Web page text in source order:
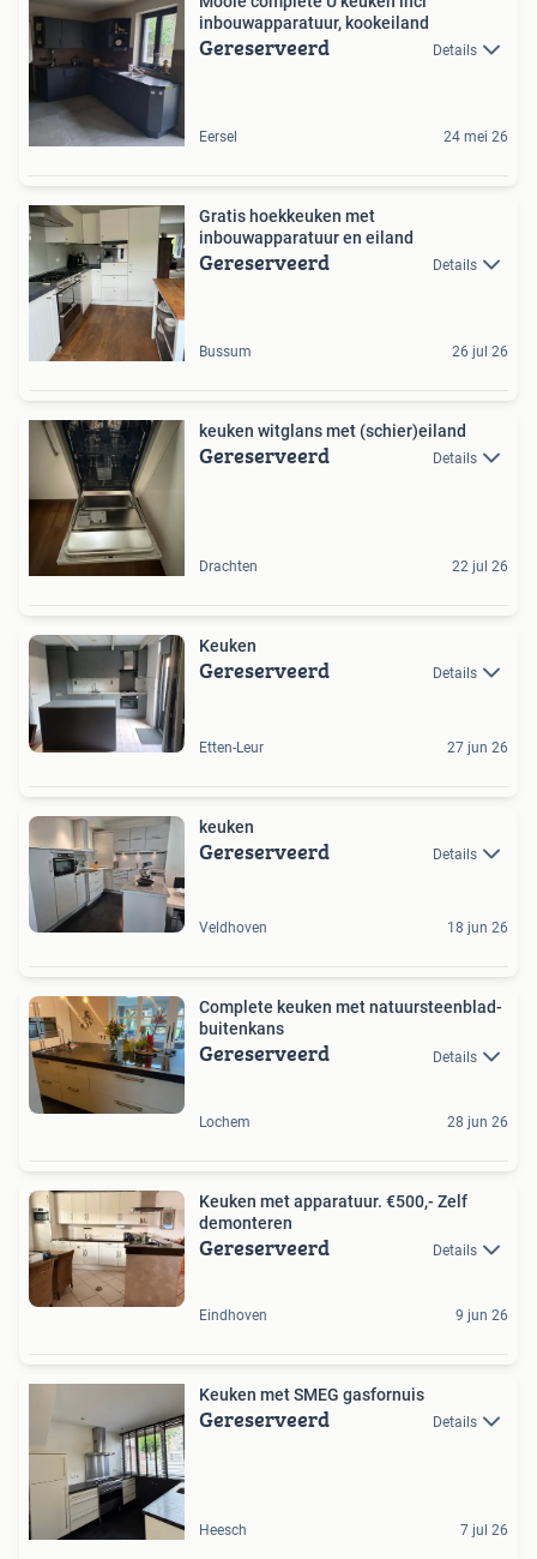
inbouwapparatuur, kookeiland
Gereserveerd Details
Eersel 24 mei 26
Gratis hoekkeuken met
inbouwapparatuur en eiland
Gereserveerd Details
Bussum 26 jul 26
keuken witglans met (schier)eiland
Gereserveerd Details
Drachten 22 jul 26
Keuken
Gereserveerd Details
Etten-Leur 27 jun 26
keuken
Gereserveerd Details
Veldhoven 18 jun 26
Complete keuken met natuursteenblad-
buitenkans
Gereserveerd Details
Lochem 28 jun 26
Keuken met apparatuur. €500,- Zelf
demonteren
Gereserveerd Details
Eindhoven 9 jun 26
Keuken met SMEG gasfornuis
Gereserveerd Details
Heesch 7 jul 26